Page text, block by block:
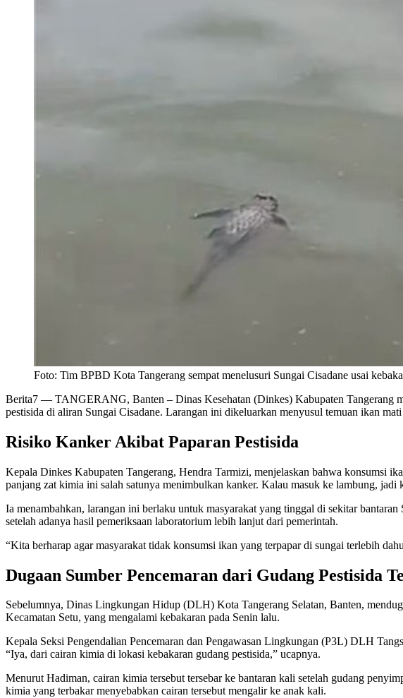
Foto: Tim BPBD Kota Tangerang sempat menelusuri Sungai Cisadane usai
Berita7 — TANGERANG, Banten – Dinas Kesehatan (Dinkes) Kabupaten Tangerang
pestisida di aliran Sungai Cisadane. Larangan ini dikeluarkan menyusul temuan ikan
Risiko Kanker Akibat Paparan Pestisida
Kepala Dinkes Kabupaten Tangerang, Hendra Tarmizi, menjelaskan bahwa konsumsi
panjang zat kimia ini salah satunya menimbulkan kanker. Kalau masuk ke lambung,
Ia menambahkan, larangan ini berlaku untuk masyarakat yang tinggal di sekitar
setelah adanya hasil pemeriksaan laboratorium lebih lanjut dari pemerintah.
“Kita berharap agar masyarakat tidak konsumsi ikan yang terpapar di sungai terlebih
Dugaan Sumber Pencemaran dari Gudang Pestisida
Sebelumnya, Dinas Lingkungan Hidup (DLH) Kota Tangerang Selatan, Banten,
Kecamatan Setu, yang mengalami kebakaran pada Senin lalu.
Kepala Seksi Pengendalian Pencemaran dan Pengawasan Lingkungan (P3L) DLH
“Iya, dari cairan kimia di lokasi kebakaran gudang pestisida,” ucapnya.
Menurut Hadiman, cairan kimia tersebut tersebar ke bantaran kali setelah gudang
kimia yang terbakar menyebabkan cairan tersebut mengalir ke anak kali.